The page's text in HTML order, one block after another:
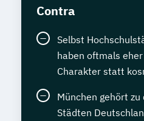
Wirtschaftsinformatik
Übersetzen von
Texten Englisch-
Contra
Selbst
haben oftmals
Charakter statt
München gehört
Städten